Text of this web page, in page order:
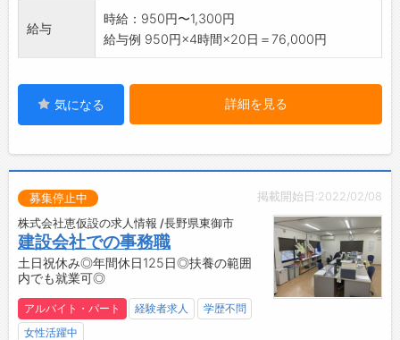
書類のチェック/取引先からの請求書の照合）
・その他、状況に応じて経営推進部の補助業務
・スプレッドシート、ドキュメント等のGoogle
・ChatWork（社内外でのコミュニケーション
ツール）
Mac使用
【やりがい】
地元農家の応援
【覚悟してほしいこと】
スプレッドシートなど使用
【研修制度・ステップアップ】
給与
時給：950円〜1,300円
給与例 950円×4時間×20日＝76,000円
気になる 詳細を見る
掲載開始日:2022/02/08
募集停止中
株式会社恵仮設の求人情報 /長野県東御市
建設会社での事務職
土日祝休み◎年間休日125日◎扶養の範囲
内でも就業可◎
アルバイト・パート 経験者求人
学歴不問
女性活躍中